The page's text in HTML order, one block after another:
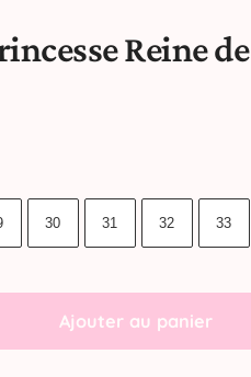
Reine de
30 31 32 33
Ajouter au panier